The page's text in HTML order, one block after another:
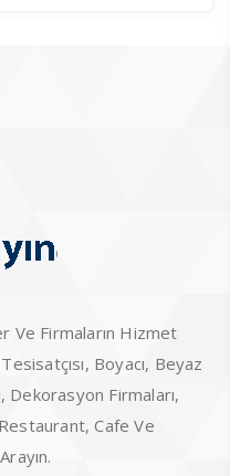
Ve Firmaların Hizmet
Boyacı, Beyaz
Dekorasyon Firmaları,
Cafe Ve